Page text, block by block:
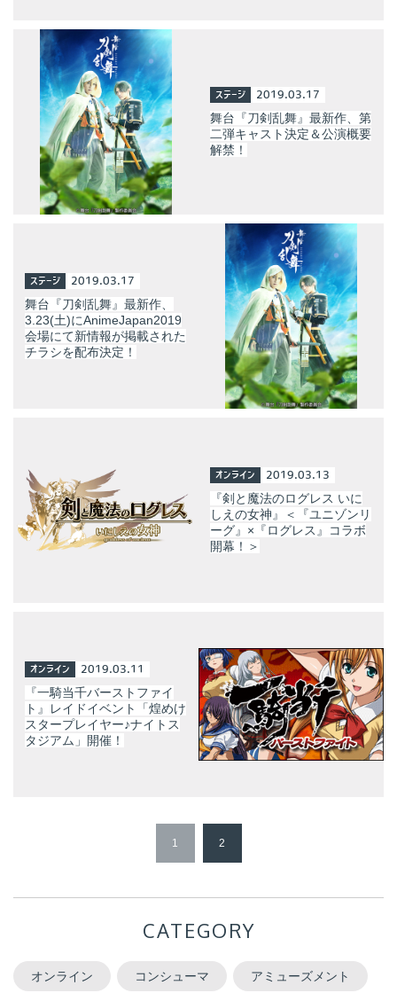
ステージ 2019.03.17
舞台『刀剣乱舞』最新作、第
二弾キャスト決定＆公演概要
解禁！
ステージ 2019.03.17
舞台『刀剣乱舞』最新作、
3.23(土)にAnimeJapan2019
会場にて新情報が掲載された
チラシを配布決定！
オンライン 2019.03.13
『剣と魔法のログレス いに
しえの女神』＜『ユニゾンリ
ーグ』×『ログレス』コラボ
開幕！＞
オンライン 2019.03.11
『一騎当千バーストファイ
ト』レイドイベント「煌めけ
スタープレイヤー♪ナイトス
タジアム」開催！
1 2
CATEGORY
オンライン コンシューマ アミューズメント